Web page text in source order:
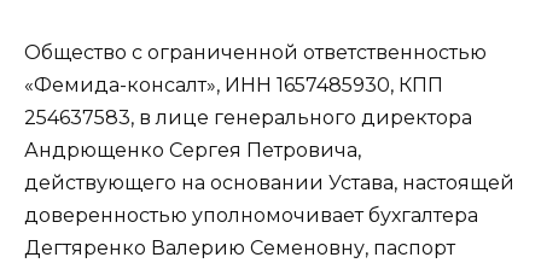
Общество с ограниченной ответственностью
«Фемида-консалт», ИНН 1657485930, КПП
254637583, в лице генерального директора
Андрющенко Сергея Петровича,
действующего на основании Устава, настоящей
доверенностью уполномочивает бухгалтера
Дегтяренко Валерию Семеновну, паспорт